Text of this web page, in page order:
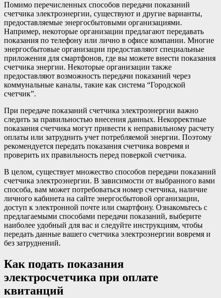
Помимо перечисленных способов передачи показаний
счетчика электроэнергии, существуют и другие варианты,
предоставляемые энергосбытовыми организациями.
Например, некоторые организации предлагают передавать
показания по телефону или лично в офисе компании. Многие
энергосбытовые организации предоставляют специальные
приложения для смартфонов, где вы можете внести показания
счетчика энергии. Некоторые организации также
предоставляют возможность передачи показаний через
коммунальные каналы, такие как система “Городской
счетчик”.
При передаче показаний счетчика электроэнергии важно
следить за правильностью внесения данных. Некорректные
показания счетчика могут привести к неправильному расчету
оплаты или затруднить учет потребляемой энергии. Поэтому
рекомендуется передать показания счетчика вовремя и
проверить их правильность перед поверкой счетчика.
В целом, существует множество способов передачи показаний
счетчика электроэнергии. В зависимости от выбранного вами
способа, вам может потребоваться номер счетчика, наличие
личного кабинета на сайте энергосбытовой организации,
доступ к электронной почте или смартфону. Ознакомьтесь с
предлагаемыми способами передачи показаний, выберите
наиболее удобный для вас и следуйте инструкциям, чтобы
передать данные вашего счетчика электроэнергии вовремя и
без затруднений.
Как подать показания
электросчетчика при оплате
квитанций